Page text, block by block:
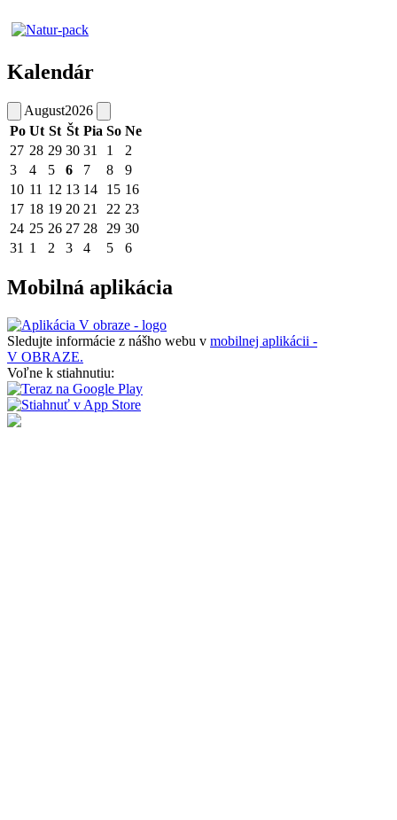
Kalendár
August2026
Po Ut St Št Pia So Ne
27 28 29 30 31 1
2
3
4 5 6 7 8
9
10 11 12 13 14 15 16
17 18 19 20 21 22 23
24 25 26 27 28 29 30
31 1 2 3 4 5 6
Mobilná aplikácia
Sledujte informácie z nášho webu v mobilnej aplikácii -
V OBRAZE.
Voľne k stiahnutiu: